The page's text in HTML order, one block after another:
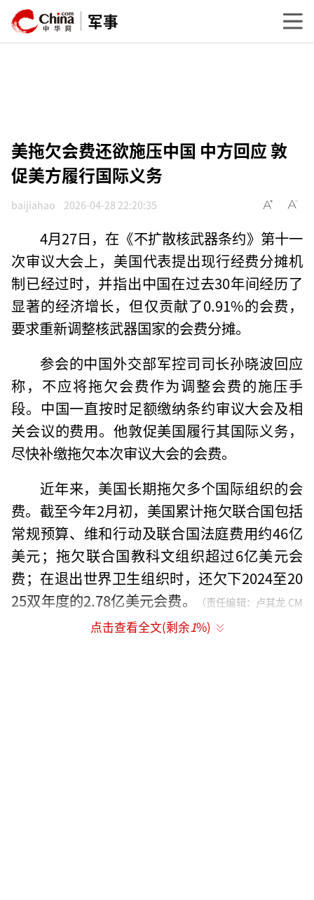
军事
美拖欠会费还欲施压中国 中方回应 敦
促美方履行国际义务
baijiahao 2026-04-28 22:20:35
4月27日，在《不扩散核武器条约》第十一
次审议大会上，美国代表提出现行经费分摊机
制已经过时，并指出中国在过去30年间经历了
显著的经济增长，但仅贡献了0.91%的会费，
要求重新调整核武器国家的会费分摊。
参会的中国外交部军控司司长孙晓波回应
称，不应将拖欠会费作为调整会费的施压手
段。中国一直按时足额缴纳条约审议大会及相
关会议的费用。他敦促美国履行其国际义务，
尽快补缴拖欠本次审议大会的会费。
近年来，美国长期拖欠多个国际组织的会
费。截至今年2月初，美国累计拖欠联合国包括
常规预算、维和行动及联合国法庭费用约46亿
美元；拖欠联合国教科文组织超过6亿美元会
费；在退出世界卫生组织时，还欠下2024至20
25双年度的2.78亿美元会费。
（责任编辑：卢其龙 CM
点击查看全文(剩余1%)